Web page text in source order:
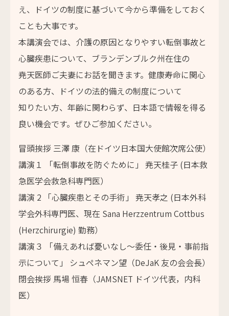
え、ドイツの制度に基づいて今から準備をしておく
ことも大事です。
本講演会では、介護の原因となりやすい転倒事故と
心臓疾患について、ブランデンブルク州在住の
尭天医師ご夫妻にお話を聞きます。健康寿命に関心
のある方、ドイツの法的備えの制度について
知りたい方、年齢に関わらず、日本語で情報を得る
良い機会です。ぜひご参加ください。
冒頭挨拶 三澤 康（在ドイツ日本国大使館次席公使）
講演１ 「転倒事故を防ぐために」 尭天桂子 (日本救
急医学会救急科専門医）
講演 2 「心臓疾患とその手術」 尭天孝之 (日本外科
学会外科専門医、現在 Sana Herzzentrum Cottbus
(Herzchirurgie) 勤務）
講演３ 「備えあれば憂いなし～委任・後見・事前指
示について」 シュペネマン望（DeJaK 友の会会長）
閉会挨拶 馬場 恒春（JAMSNET ドイツ代表，内科
医）